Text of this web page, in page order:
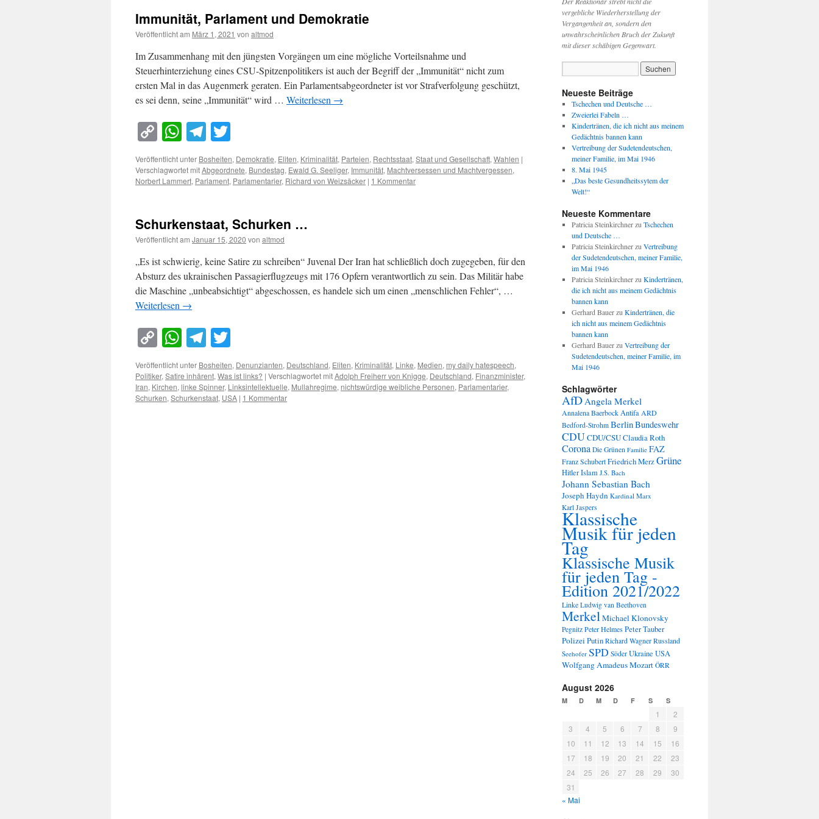
Immunität, Parlament und Demokratie
Veröffentlicht am März 1, 2021 von altmod
Im Zusammenhang mit den jüngsten Vorgängen um eine mögliche Vorteilsnahme und
Steuerhinterziehung eines CSU-Spitzenpolitikers ist auch der Begriff der „Immunität“ nicht zum
ersten Mal in das Augenmerk geraten. Ein Parlamentsabgeordneter ist vor Strafverfolgung geschützt,
es sei denn, seine „Immunität“ wird … Weiterlesen →
Copy
Link
WhatsApp
Telegram
Veröffentlicht unter Bosheiten, Demokratie, Eliten, Kriminalität, Parteien, Rechtsstaat,Staat und Gesellschaft,Wahlen |
Verschlagwortet mitAbgeordnete, Bundestag, Ewald G. Seeliger, Immunität, Machtversessen und Machtvergessen,
Norbert Lammert, Parlament, Parlamentarier, Richard von Weizsäcker | 1 Kommentar
Schurkenstaat, Schurken …
Veröffentlicht am Januar 15, 2020 von altmod
„Es ist schwierig, keine Satire zu schreiben“ Juvenal Der Iran hat schließlich doch zugegeben, für den
Absturz des ukrainischen Passagierflugzeugs mit 176 Opfern verantwortlich zu sein. Das Militär habe
die Maschine „unbeabsichtigt“ abgeschossen, es handele sich um einen „menschlichen Fehler“, …
Weiterlesen →
Copy
Link
WhatsApp
Telegram
Veröffentlicht unter Bosheiten, Denunzianten, Deutschland, Eliten, Kriminalität, Linke, Medien, my daily hatespeech,
Politiker, Satire inhärent, Was ist links? | Verschlagwortet mitAdolph Freiherr von Knigge, Deutschland, Finanzminister,
Iran, Kirchen, linke Spinner, Linksintellektuelle, Mullahregime, nichtswürdige weibliche Personen, Parlamentarier,
Schurken, Schurkenstaat, USA | 1 Kommentar
vergebliche Wiederherstellung der
Vergangenheit an, sondern den
unwahrscheinlichen Bruch der Zukunft
mit dieser schäbigen Gegenwart.
Neueste Beiträge
Tschechen und Deutsche …
Zweierlei Fabeln …
Kindertränen, die ich nicht aus meinem
Gedächtnis bannen kann
Vertreibung der Sudetendeutschen,
meiner Familie, im Mai 1946
8. Mai 1945
„Das beste Gesundheitssytem der
Welt!“
Neueste Kommentare
Patricia Steinkirchnerzu Tschechen
und Deutsche …
Patricia Steinkirchnerzu Vertreibung
der Sudetendeutschen, meiner Familie,
im Mai 1946
Patricia Steinkirchnerzu Kindertränen,
die ich nicht aus meinem Gedächtnis
bannen kann
Gerhard Bauerzu Kindertränen, die
ich nicht aus meinem Gedächtnis
bannen kann
Gerhard Bauerzu Vertreibung der
Sudetendeutschen, meiner Familie, im
Mai 1946
Schlagwörter
AfDAngela Merkel
Annalena BaerbockAntifa ARD
Bedford-Strohm BerlinBundeswehr
CDUCDU/CSUClaudia Roth
Corona Die Grünen Familie FAZ
Franz SchubertFriedrich MerzGrüne
HitlerIslam J.S. Bach
Johann Sebastian Bach
Joseph Haydn Kardinal Marx
Karl Jaspers
Klassische
Musik für jeden
Tag
Klassische Musik
für jeden Tag -
Edition 2021/2022
Linke Ludwig van Beethoven
MerkelMichael Klonovsky
Pegnitz Peter HelmesPeter Tauber
PolizeiPutin Richard Wagner Russland
Seehofer SPD Söder Ukraine USA
Wolfgang Amadeus Mozart ÖRR
August 2026
M D M D F S S
1
2
3
4 5 6 7 8
9
10
11 12 13 14 15
16
17
18 19 20 21 22
23
24
25 26 27 28 29
30
31
« Mai